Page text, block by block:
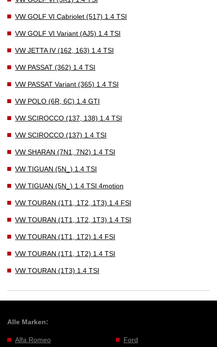
VW GOLF VI Cabriolet (517) 1.4 TSI
VW GOLF VI Variant (AJ5) 1.4 TSI
VW JETTA IV (162, 163) 1.4 TSI
VW PASSAT (362) 1.4 TSI
VW PASSAT Variant (365) 1.4 TSI
VW POLO (6R, 6C) 1.4 GTI
VW SCIROCCO (137, 138) 1.4 TSI
VW SCIROCCO (137) 1.4 TSI
VW SHARAN (7N1, 7N2) 1.4 TSI
VW TIGUAN (5N_) 1.4 TSI
VW TIGUAN (5N_) 1.4 TSI 4motion
VW TOURAN (1T1, 1T2, 1T3) 1.4 FSI
VW TOURAN (1T1, 1T2, 1T3) 1.4 TSI
VW TOURAN (1T1, 1T2) 1.4 FSI
VW TOURAN (1T1, 1T2) 1.4 TSI
VW TOURAN (1T3) 1.4 TSI
Alle Marken:
Alfa Romeo Ford